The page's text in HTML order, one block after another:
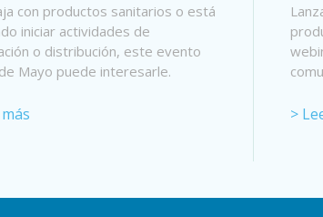
con productos sanitarios o está
iniciar actividades de
o distribución, este evento
Mayo puede interesarle.
>